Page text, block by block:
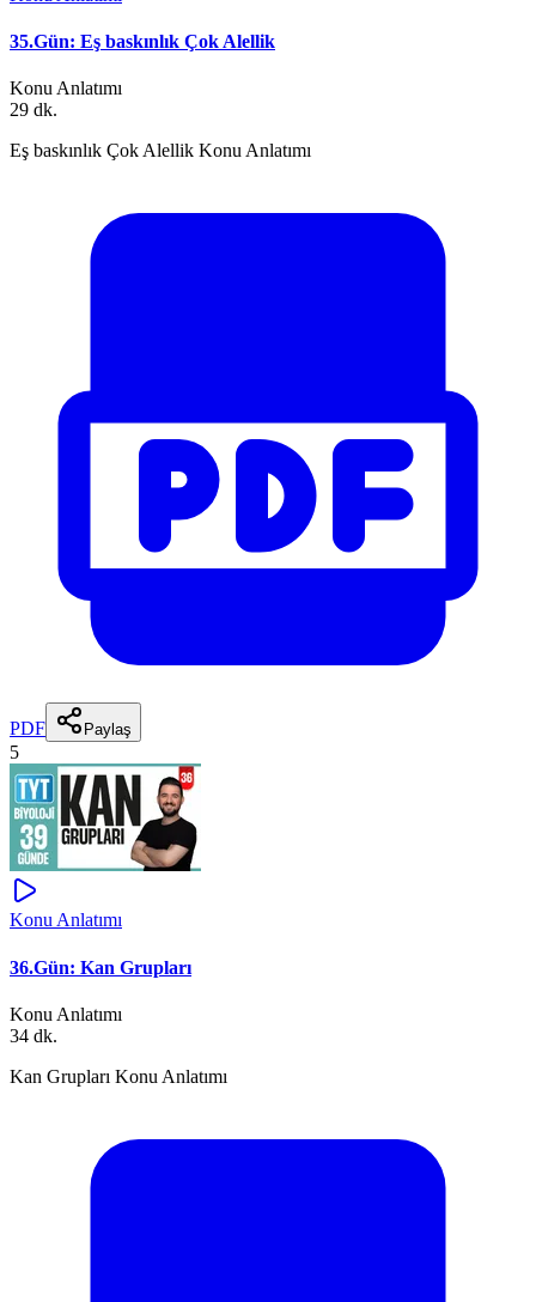
35.Gün: Eş baskınlık Çok Alellik
Konu Anlatımı
29 dk.
Eş baskınlık Çok Alellik Konu Anlatımı
PDF Paylaş
5
Konu Anlatımı
36.Gün: Kan Grupları
Konu Anlatımı
34 dk.
Kan Grupları Konu Anlatımı